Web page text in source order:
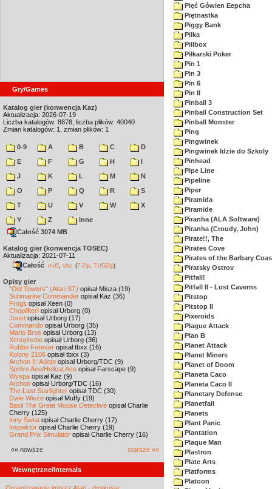
Gry/Games
Katalog gier (konwencja Kaz)
Aktualizacja: 2026-07-19
Liczba katalogów: 8878, liczba plików: 40040
Zmian katalogów: 1, zmian plików: 1
0-9 A B C
D
E
F G H
I
J
K L M
N
O
P Q R
S
T
U V W
X
Y
Z
inne
Całość 3074 MB
Katalog gier (konwencja TOSEC)
Aktualizacja: 2021-07-11
Całość md5 sha (7-Zip TUGZip)
Opisy gier
"Old Towers" (Atari ST) opisał Misza (19)
Submarine Commander opisał Kaz (36)
Frogs opisał Xeen (0)
Choplifter! opisał Urborg (0)
Joust opisał Urborg (17)
Commando opisał Urborg (35)
Mario Bros opisał Urborg (13)
Xenophobe opisał Urborg (36)
Robbo Forever opisał tbxx (16)
Kolony 2106 opisał tbxx (3)
Archon II: Adept opisał Urborg/TDC (9)
Spitfire Ace/Hellcat Ace opisał Farscape (9)
Wyspa opisał Kaz (9)
Archon opisał Urborg/TDC (16)
The Last Starfighter opisał TDC (30)
Dwie Wieże opisał Muffy (19)
Basil The Great Mouse Detective opisał Charlie
Cherry (125)
Inny Świat opisał Charlie Cherry (17)
Inspektor opisał Charlie Cherry (19)
Grand Prix Simulator opisał Charlie Cherry (16)
«« nowsze starsze »»
Wewnętrzne/Internals
Pięć Gówien Eepcha
Piętnastka
Piggy Bank
Pilka
Pillbox
Piłkarski Poker
Pin 1
Pin 3
Pin 6
Pin II
Pinball 3
Pinball Construction Set
Pinball Monster
Ping
Pingwinek
Pingwinek Idzie do Szkoly
Pinhead
Pipe Line
Pipeline
Piper
Piramida
Piramide
Piranha (ALA Software)
Piranha (Croudy, John)
Pirate!!, The
Pirates Cove
Pirates of the Barbary
Piratsky Ostrov
Pitfall!
Pitfall II - Lost Caverns
Pitstop
Pitstop II
Pixeroids
Plague Attack
Plan B
Planet Attack
Planet Miners
Planet of Doom
Planeta Caco
Planeta Caco II
Planetary Defense
Planetfall
Planets
Plant Panic
Plantation
Plaque Man
Plastron
Plate Arts
Platforms
Platoon